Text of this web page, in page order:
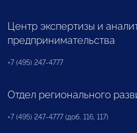
Центр экспертизы и
предпринимательства
+7 (495) 247-4777
Отдел регионального
+7 (495) 247-4777 (доб. 116, 117)